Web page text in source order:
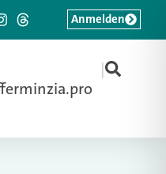
|
Anmelden